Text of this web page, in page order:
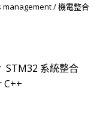
management / 機電整合
系統整合
C++